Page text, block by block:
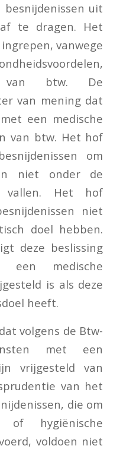
besnijdenissen uit
te dragen. Het
vanwege
van btw. De
van mening dat
een medische
van btw. Het hof
om
niet onder de
vallen. Het hof
niet
doel hebben.
deze beslissing
medische
is als deze
heeft.
volgens de Btw-
met een
vrijgesteld van
van het
die om
of hygiënische
voldoen niet